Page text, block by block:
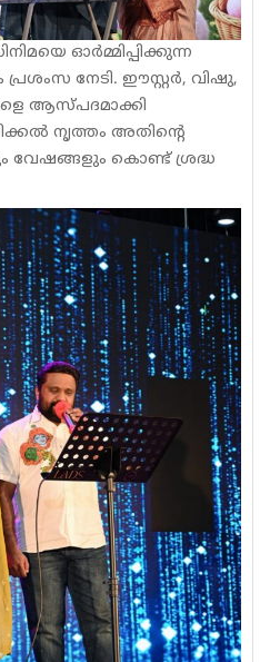
ഓർമ്മിപ്പിക്കുന്ന
നേടി. ഈസ്റ്റർ, വിഷു,
ആസ്പദമാക്കി
നൃത്തം അതിന്റെ
കൊണ്ട് ശ്രദ്ധ